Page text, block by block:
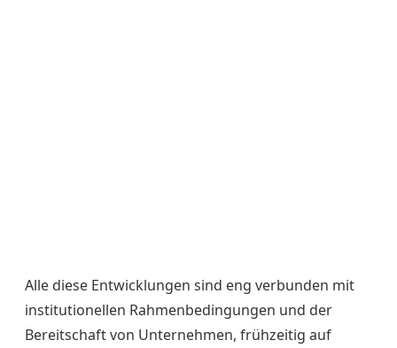
Alle diese Entwicklungen sind eng verbunden mit
institutionellen Rahmenbedingungen und der
Bereitschaft von Unternehmen, frühzeitig auf